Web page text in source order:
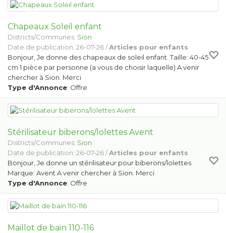
Chapeaux Soleil enfant
Districts/Communes: Sion
Date de publication: 26-07-26 /Articles pour enfants
Bonjour, Je donne des chapeaux de soleil enfant. Taille: 40-45
cm 1 pièce par personne (a vous de choisir laquelle) A venir
chercher à Sion. Merci
Type d'Annonce: Offre
Stérilisateur biberons/lolettes Avent
Districts/Communes: Sion
Date de publication: 26-07-26 /Articles pour enfants
Bonjour, Je donne un stérilisateur pour biberons/lolettes.
Marque: Avent A venir chercher à Sion. Merci
Type d'Annonce: Offre
Maillot de bain 110-116